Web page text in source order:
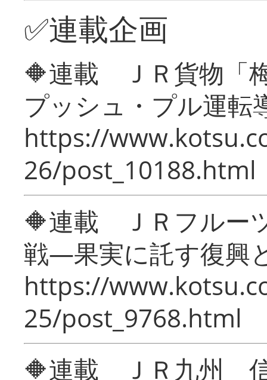
✅連載企画
🔶連載 ＪＲ貨物「
プッシュ・プル運転
https://
26/post_10188.html
🔶連載 ＪＲフルー
戦―果実に託す復興
https://
25/post_9768.html
🔶連載 ＪＲ九州 信